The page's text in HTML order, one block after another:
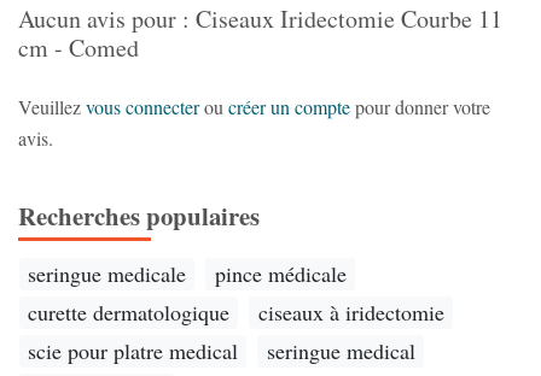
Aucun avis pour : Ciseaux Iridectomie Courbe 11
cm - Comed
Veuillezvous connecterou créer un comptepour donner votre
avis.
Recherches populaires
seringue medicale
pince médicale
curette dermatologique
ciseaux à iridectomie
scie pour platre medical
seringue medical